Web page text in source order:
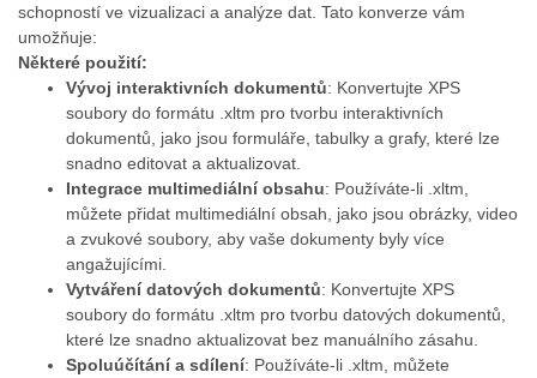
schopností ve vizualizaci a analýze dat. Tato konverze vám
umožňuje:
Některé použití:
Vývoj interaktivních dokumentů: Konvertujte XPS
soubory do formátu .xltm pro tvorbu interaktivních
dokumentů, jako jsou formuláře, tabulky a grafy, které lze
snadno editovat a aktualizovat.
Integrace multimediální obsahu: Používáte-li .xltm,
můžete přidat multimediální obsah, jako jsou obrázky, video
a zvukové soubory, aby vaše dokumenty byly více
angažujícími.
Vytváření datových dokumentů: Konvertujte XPS
soubory do formátu .xltm pro tvorbu datových dokumentů,
které lze snadno aktualizovat bez manuálního zásahu.
Spoluúčítání a sdílení: Používáte-li .xltm, můžete